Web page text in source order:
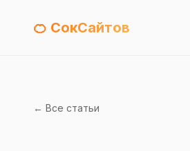
🍊 СокСайтов
← Все статьи